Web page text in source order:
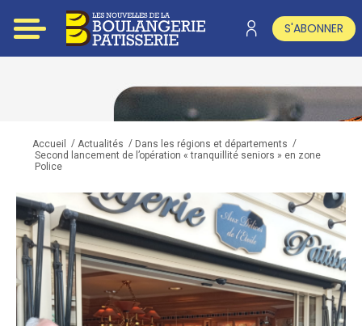
S'ABONNER
Accueil / Actualités / Dans les régions et départements /
Second lancement de l’opération « tranquillité seniors » en zone
Police